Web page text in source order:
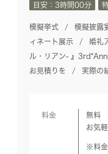
目安：3時間00分
模擬挙式 模擬披露
ィネート展示
婚礼
ル・リアン- 』
お見積りを
実際の
料金
無料
お気
※料金